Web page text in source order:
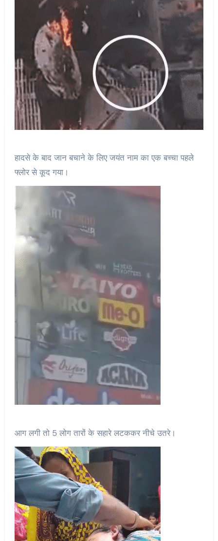
हादसे के बाद जान बचाने के लिए जयंत नाम का एक बच्चा पहले
फ्लोर से कूद गया।
आग लगी तो 5 लोग तारों के सहारे लटककर नीचे उतरे।